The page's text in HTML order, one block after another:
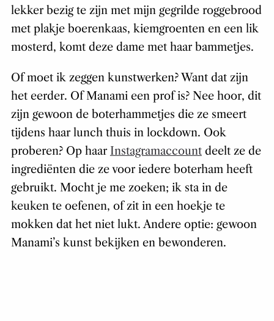
lekker bezig te zijn met mijn gegrilde roggebrood
met plakje boerenkaas, kiemgroenten en een lik
mosterd, komt deze dame met haar bammetjes.
Of moet ik zeggen kunstwerken? Want dat zijn
het eerder. Of Manami een prof is? Nee hoor, dit
zijn gewoon de boterhammetjes die ze smeert
tijdens haar lunch thuis in lockdown. Ook
proberen? Op haar Instagramaccountdeelt ze de
ingrediënten die ze voor iedere boterham heeft
gebruikt. Mocht je me zoeken; ik sta in de
keuken te oefenen, of zit in een hoekje te
mokken dat het niet lukt. Andere optie: gewoon
Manami’s kunst bekijken en bewonderen.